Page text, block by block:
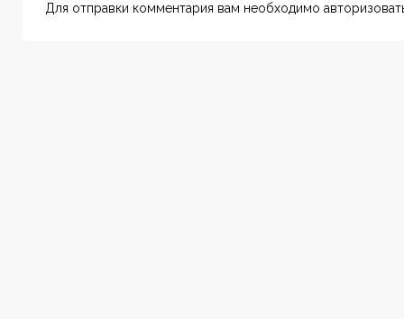
Для отправки комментария вам необходимо